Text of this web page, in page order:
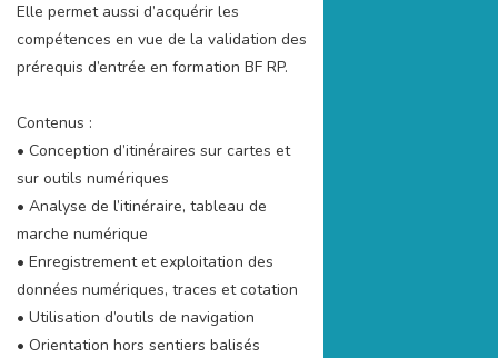
Elle permet aussi d’acquérir les
compétences en vue de la validation des
prérequis d’entrée en formation BF RP.
Contenus :
• Conception d’itinéraires sur cartes et
sur outils numériques
• Analyse de l’itinéraire, tableau de
marche numérique
• Enregistrement et exploitation des
données numériques, traces et cotation
• Utilisation d’outils de navigation
• Orientation hors sentiers balisés